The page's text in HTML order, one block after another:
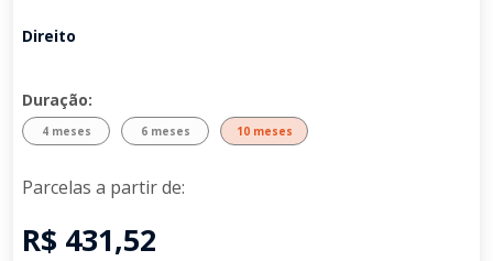
Direito
Duração:
4 meses 6 meses 10 meses
Parcelas a partir de:
R$ 431,52